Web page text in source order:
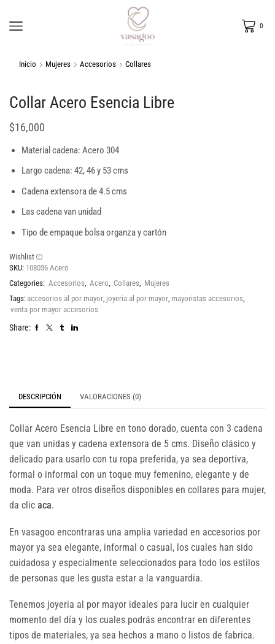
0
Inicio Mujeres Accesorios Collares
Collar Acero Esencia Libre
$16,000
Material cadena: Acero 304
Largo cadena: 42, 46 y 53 cms
Cadena extensora de 4.5 cms
Las cadena van unidad
Tipo de empaque bolsa organza y cartón
Wishlist
SKU: 108036 Acero
Categories: Accesorios, Acero, Collares, Mujeres
Tags: accesorios al por mayor, joyeria al por mayor, mayoristas accesorios,
venta por mayor accesorios
Share:
DESCRIPCIÓN VALORACIONES (0)
Collar Acero Esencia Libre en tono dorado, cuenta con 3 cadena
que van unidas y cadena extensora de 5 cms. Diseño clásico y
delicado para usarlo con tu ropa preferida, ya sea deportiva,
formal o informal con un toque muy femenino, elegante y de
moda. Para ver otros diseños disponibles en collares para mujer,
da clic aca.
En vasagoo encontraras una amplia variedad en accesorios por
mayor ya sea elegante, informal o casual, los cuales han sido
cuidadosa y especialmente seleccionados para todo los estilos
de personas que les gusta estar a la vanguardia.
Tenemos joyeria al por mayor ideales para lucir en cualquier
momento del día y los cuales podrás encontrar en diferentes
tipos de materiales, ya sea hechos a mano o listos de fabrica.